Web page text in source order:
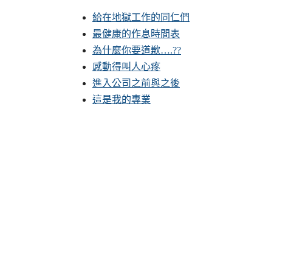
給在地獄工作的同仁們
最健康的作息時間表
為什麼你要道歉….??
感動得叫人心疼
進入公司之前與之後
這是我的專業